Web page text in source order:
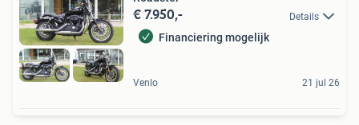
€ 7.950,- Details
Financiering mogelijk
Venlo 21 jul 26